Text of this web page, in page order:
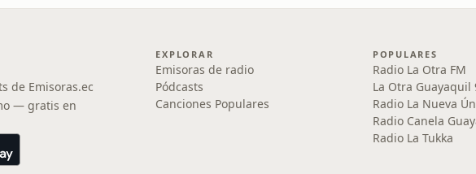
de Emisoras.ec
— gratis en
EXPLORAR
Emisoras de radio
Pódcasts
Canciones Populares
POPULARES
Radio La Otra FM
La Otra Guayaquil
Radio La Nueva
Radio Canela
Radio La Tukka